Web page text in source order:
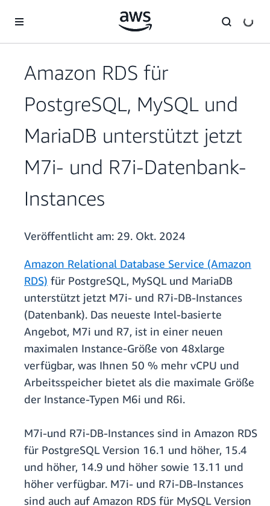
Überspringen zum Hauptinhalt
Amazon RDS für
PostgreSQL, MySQL und
MariaDB unterstützt jetzt
M7i- und R7i-Datenbank-
Instances
Veröffentlicht am: 29. Okt. 2024
Amazon Relational Database Service (Amazon
RDS) für PostgreSQL, MySQL und MariaDB
unterstützt jetzt M7i- und R7i-DB-Instances
(Datenbank). Das neueste Intel-basierte
Angebot, M7i und R7, ist in einer neuen
maximalen Instance-Größe von 48xlarge
verfügbar, was Ihnen 50 % mehr vCPU und
Arbeitsspeicher bietet als die maximale Größe
der Instance-Typen M6i und R6i.
M7i-und R7i-DB-Instances sind in Amazon RDS
für PostgreSQL Version 16.1 und höher, 15.4
und höher, 14.9 und höher sowie 13.11 und
höher verfügbar. M7i- und R7i-DB-Instances
sind auch auf Amazon RDS für MySQL Version